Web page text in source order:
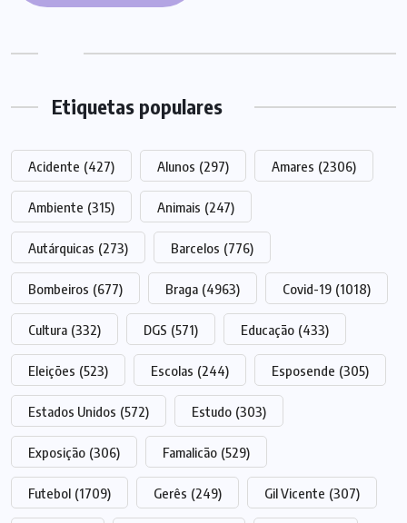
Etiquetas populares
Acidente (427) Alunos (297) Amares (2306)
Ambiente (315) Animais (247)
Autárquicas (273) Barcelos (776)
Bombeiros (677) Braga (4963) Covid-19 (1018)
Cultura (332) DGS (571) Educação (433)
Eleições (523) Escolas (244) Esposende (305)
Estados Unidos (572) Estudo (303)
Exposição (306) Famalicão (529)
Futebol (1709) Gerês (249) Gil Vicente (307)